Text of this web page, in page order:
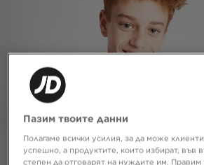
Пазим твоите данни
Полагаме всички усилия, за да може
успешно, а продуктите, които избират, във
степен да отговарят на нуждите им. Правим